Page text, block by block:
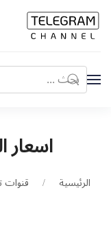
الرئيسية قنوات